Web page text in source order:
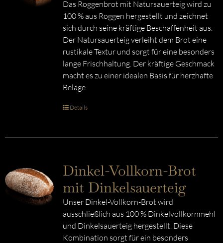
Das Roggenbrot mit Natursauerteig wird zu
100 % aus Roggen hergestellt und zeichnet
sich durch seine kräftige Beschaffenheit aus.
Der Natursauerteig verleiht dem Brot eine
rustikale Textur und sorgt für eine besonders
lange Frischhaltung. Der kräftige Geschmack
macht es zu einer idealen Basis für herzhafte
Beläge.
Details
Dinkel-Vollkorn-Brot
mit Dinkelsauerteig
Unser Dinkel-Vollkorn-Brot wird
ausschließlich aus 100 % Dinkelvollkornmehl
und Dinkelsauerteig hergestellt. Diese
Kombination sorgt für ein besonders